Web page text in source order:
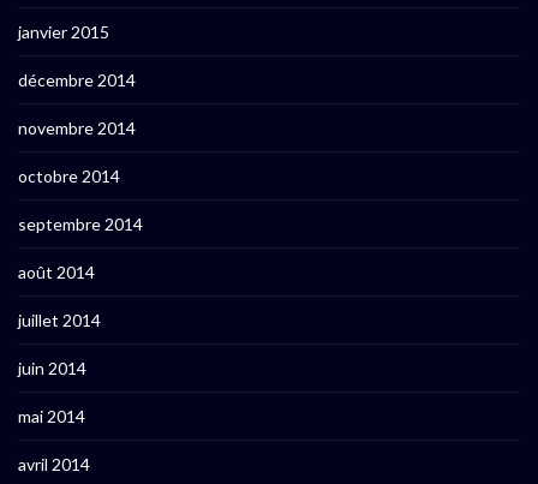
janvier 2015
décembre 2014
novembre 2014
octobre 2014
septembre 2014
août 2014
juillet 2014
juin 2014
mai 2014
avril 2014